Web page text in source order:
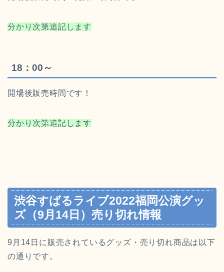
分かり次第追記します
18：00～
開場後販売時間です！
分かり次第追記します
渋谷すばるライブ2022福岡公演グッ
ズ（9月14日）売り切れ情報
9月14日に販売されているグッズ・売り切れ商品は以下
の通りです。